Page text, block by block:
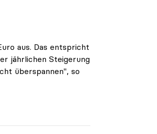
aus. Das entspricht
jährlichen Steigerung
überspannen", so